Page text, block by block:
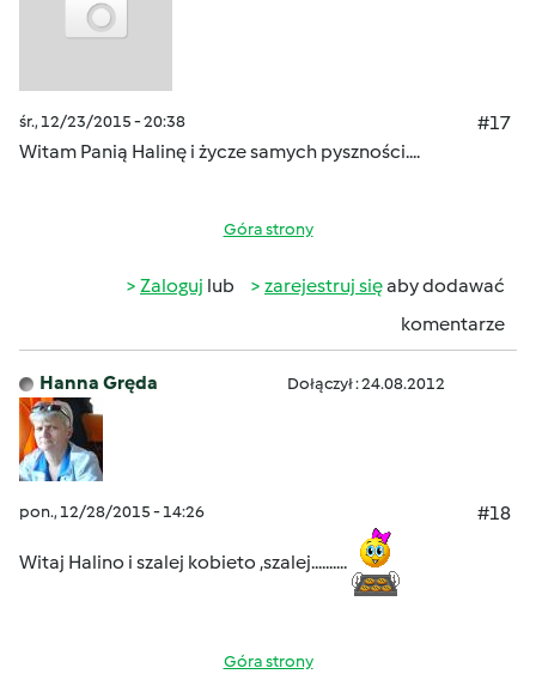
śr., 12/23/2015 - 20:38
#17
Witam Panią Halinę i życze samych pyszności....
Góra strony
Zaloguj lub zarejestruj sięaby dodawać
komentarze
Hanna Gręda Dołączył : 24.08.2012
pon., 12/28/2015 - 14:26 #18
Witaj Halino i szalej kobieto ,szalej..........
Góra strony